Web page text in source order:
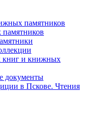
памятников
книг и книжных
документы
в Пскове. Чтения